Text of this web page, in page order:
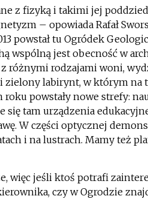
z fizyką i takimi jej
– opowiada Rafał
powstał tu Ogródek
wspólną jest obecność w
różnymi rodzajami woni,
zielony labirynt, w którym na
powstały nowe strefy:
się tam urządzenia
W części optycznej
i na lustrach. Mamy też
więc jeśli ktoś potrafi
czy w Ogrodzie